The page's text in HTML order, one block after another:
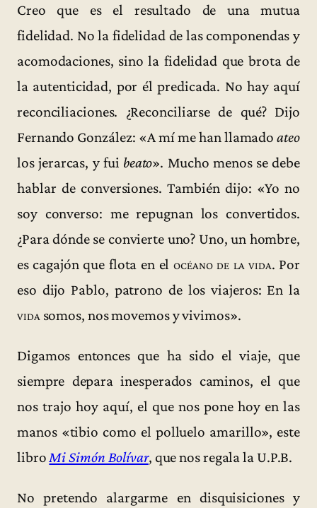
Creo que es el resultado de una mutua
fidelidad. No la fidelidad de las componendas y
acomodaciones, sino la fidelidad que brota de
la autenticidad, por él predicada. No hay aquí
reconciliaciones. ¿Reconciliarse de qué? Dijo
Fernando González: «A mí me han llamadoateo
los jerarcas, y fui beato». Mucho menos se debe
hablar de conversiones. También dijo: «Yo no
soy converso: me repugnan los convertidos.
¿Para dónde se convierte uno? Uno, un hombre,
es cagajón que flota en elocéano de la vida. Por
eso dijo Pablo, patrono de los viajeros: En la
vida somos, nos movemos y vivimos».
Digamos entonces que ha sido el viaje, que
siempre depara inesperados caminos, el que
nos trajo hoy aquí, el que nos pone hoy en las
manos «tibio como el polluelo amarillo», este
libroMi Simón Bolívar, que nos regala la U.P.B.
No pretendo alargarme en disquisiciones y